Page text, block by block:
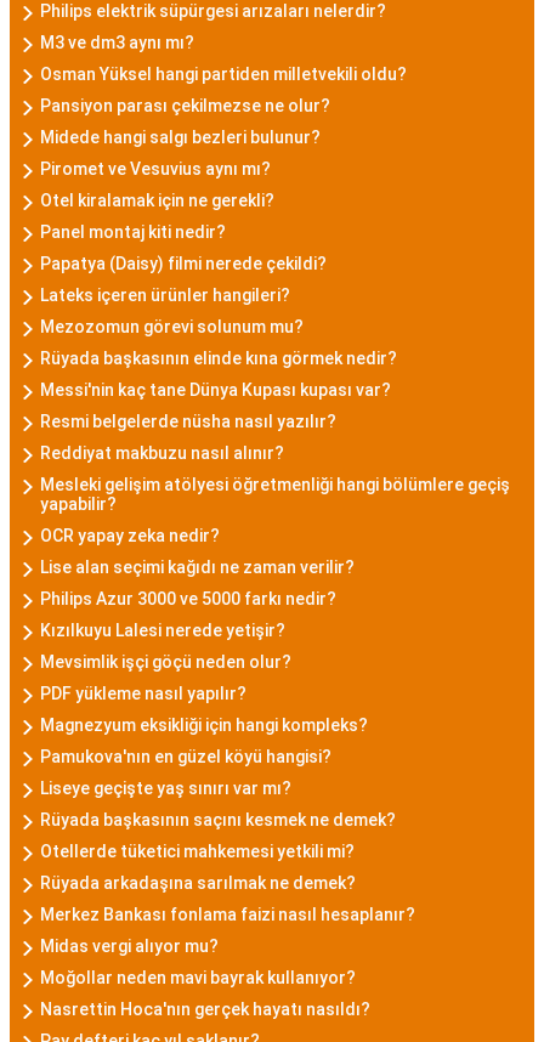
Philips elektrik süpürgesi arızaları nelerdir?
M3 ve dm3 aynı mı?
Osman Yüksel hangi partiden milletvekili oldu?
Pansiyon parası çekilmezse ne olur?
Midede hangi salgı bezleri bulunur?
Piromet ve Vesuvius aynı mı?
Otel kiralamak için ne gerekli?
Panel montaj kiti nedir?
Papatya (Daisy) filmi nerede çekildi?
Lateks içeren ürünler hangileri?
Mezozomun görevi solunum mu?
Rüyada başkasının elinde kına görmek nedir?
Messi'nin kaç tane Dünya Kupası kupası var?
Resmi belgelerde nüsha nasıl yazılır?
Reddiyat makbuzu nasıl alınır?
Mesleki gelişim atölyesi öğretmenliği hangi bölümlere geçiş
yapabilir?
OCR yapay zeka nedir?
Lise alan seçimi kağıdı ne zaman verilir?
Philips Azur 3000 ve 5000 farkı nedir?
Kızılkuyu Lalesi nerede yetişir?
Mevsimlik işçi göçü neden olur?
PDF yükleme nasıl yapılır?
Magnezyum eksikliği için hangi kompleks?
Pamukova'nın en güzel köyü hangisi?
Liseye geçişte yaş sınırı var mı?
Rüyada başkasının saçını kesmek ne demek?
Otellerde tüketici mahkemesi yetkili mi?
Rüyada arkadaşına sarılmak ne demek?
Merkez Bankası fonlama faizi nasıl hesaplanır?
Midas vergi alıyor mu?
Moğollar neden mavi bayrak kullanıyor?
Nasrettin Hoca'nın gerçek hayatı nasıldı?